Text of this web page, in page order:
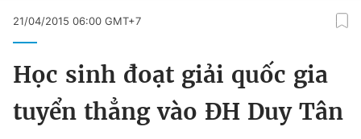
Chuyên mục
Đổi mật khẩu
Tin đã lưu
21/04/2015 06:00 GMT+7
Học sinh đoạt giải quốc gia
tuyển thẳng vào ĐH Duy Tân